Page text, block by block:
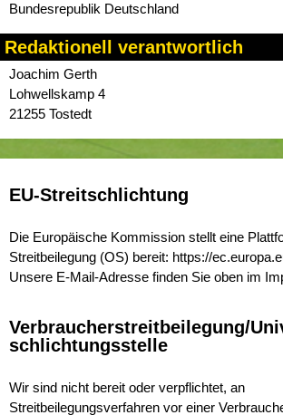
Bundesrepublik Deutschland
Redaktionell verantwortlich
Joachim Gerth
Lohwellskamp 4
21255 Tostedt
EU-Streitschlichtung
Die Europäische Kommission stellt eine
Streitbeilegung (OS) bereit: https://
Unsere E-Mail-Adresse finden Sie oben im
Verbraucher­streit­beilegung/
schlichtungs­stelle
Wir sind nicht bereit oder verpflichtet, an
Streitbeilegungsverfahren vor einer